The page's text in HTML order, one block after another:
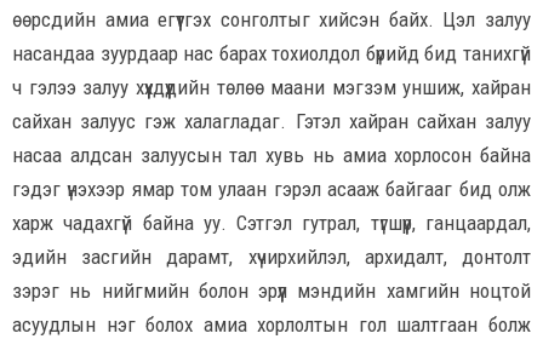
өөрсдийн амиа егүүтгэх сонголтыг хийсэн байх. Цэл залуу
насандаа зуурдаар нас барах тохиолдол бүрийд бид танихгүй
ч гэлээ залуу хүүхдүүдийн төлөө маани мэгзэм уншиж, хайран
сайхан залуус гэж халагладаг. Гэтэл хайран сайхан залуу
насаа алдсан залуусын тал хувь нь амиа хорлосон байна
гэдэг үнэхээр ямар том улаан гэрэл асааж байгааг бид олж
харж чадахгүй байна уу. Сэтгэл гутрал, түгшүүр, ганцаардал,
эдийн засгийн дарамт, хүчирхийлэл, архидалт, донтолт
зэрэг нь нийгмийн болон эрүүл мэндийн хамгийн ноцтой
асуудлын нэг болох амиа хорлолтын гол шалтгаан болж